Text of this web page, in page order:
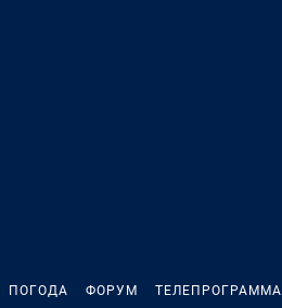
ПОГОДА ФОРУМ ТЕЛЕПРОГРАММА